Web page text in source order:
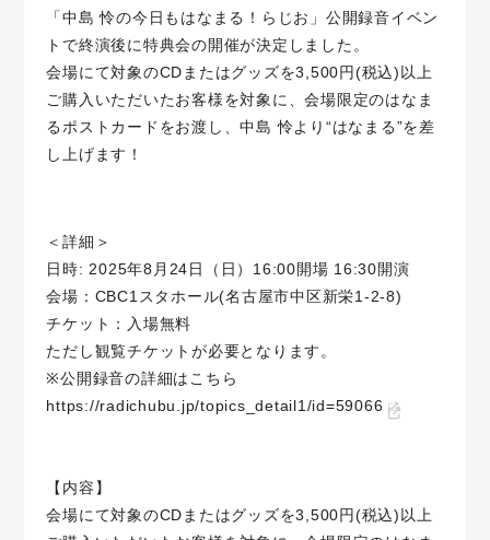
「中島 怜の今日もはなまる！らじお」公開録音イベン
トで終演後に特典会の開催が決定しました。
会場にて対象のCDまたはグッズを3,500円(税込)以上
ご購入いただいたお客様を対象に、会場限定のはなま
るポストカードをお渡し、中島 怜より“はなまる”を差
し上げます！
＜詳細＞
日時: 2025年8月24日（日）16:00開場 16:30開演
会場：CBC1スタホール(名古屋市中区新栄1-2-8)
チケット：入場無料
ただし観覧チケットが必要となります。
※公開録音の詳細はこちら
https://radichubu.jp/topics_detail1/id=59066
【内容】
会場にて対象のCDまたはグッズを3,500円(税込)以上